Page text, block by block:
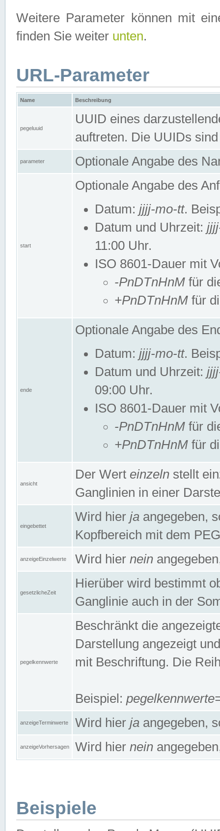
Weitere Parameter können mit
finden Sie weiter unten.
URL-Parameter
Name Beschreibung
pegeluuid
UUID eines
auftreten. Die UUIDs
parameter Optionale Angabe des
start
Optionale Angabe des
Datum: jjjj-mo-tt.
Datum und Uhrzeit:
11:00 Uhr.
ISO 8601-Dauer mit
-PnDTnHnM für
+PnDTnHnM für
ende
Optionale Angabe des
Datum: jjjj-mo-tt.
Datum und Uhrzeit:
09:00 Uhr.
ISO 8601-Dauer mit
-PnDTnHnM für
+PnDTnHnM für
ansicht
Der Wert einzeln stellt
Ganglinien in einer
eingebettet
Wird hier ja angegeben,
Kopfbereich mit dem
anzeigeEinzelwerte Wird hier nein
gesetzlicheZeit
Hierüber wird bestimmt
Ganglinie auch in der
pegelkennwerte
Beschränkt die
Darstellung angezeigt
mit Beschriftung. Die
Beispiel:
anzeigeTerminwerte Wird hier ja angegeben,
anzeigeVorhersagen Wird hier nein
Beispiele